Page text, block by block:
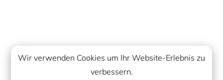
Wir verwenden Cookies um Ihr Website-Erlebnis zu
verbessern.